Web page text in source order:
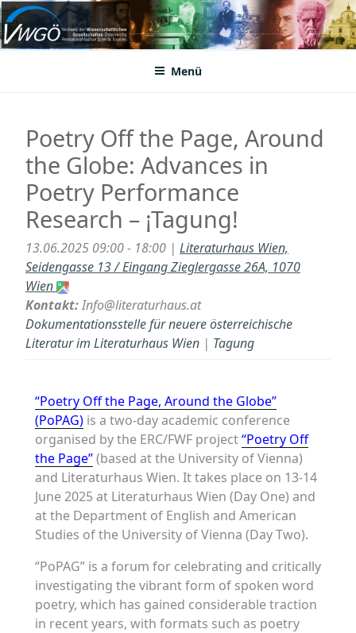
Zum
Inhalt
springenVWGÖ
Federation of Austrian Scientific Societies
Menü
Poetry Off the Page, Around
the Globe: Advances in
Poetry Performance
Research – ¡Tagung!
13.06.2025 09:00 - 18:00 | Literaturhaus Wien,
Seidengasse 13 / Eingang Zieglergasse 26A, 1070
Wien
Kontakt:Info@literaturhaus.at
Dokumentationsstelle für neuere österreichische
Literatur im Literaturhaus Wien | Tagung
“Poetry Off the Page, Around the Globe”
(PoPAG) is a two-day academic conference
organised by the ERC/FWF project“Poetry Off
the Page”(based at the University of Vienna)
and Literaturhaus Wien. It takes place on 13-14
June 2025 at Literaturhaus Wien (Day One) and
at the Department of English and American
Studies of the University of Vienna (Day Two).
“PoPAG” is a forum for celebrating and critically
investigating the vibrant form of spoken word
poetry, which has gained considerable traction
in recent years, with formats such as poetry